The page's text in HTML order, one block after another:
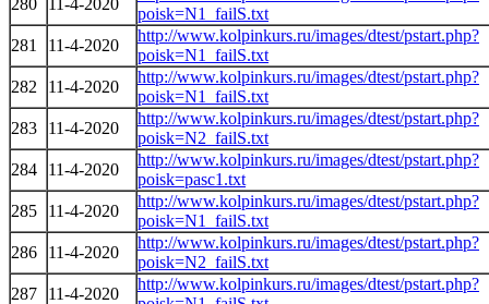
280
11-4-2020
poisk=N1_failS.txt
281
11-4-2020
http://www.kolpinkurs.ru/images/dtest/pstart.php?
poisk=N1_failS.txt
282
11-4-2020
http://www.kolpinkurs.ru/images/dtest/pstart.php?
poisk=N1_failS.txt
283
11-4-2020
http://www.kolpinkurs.ru/images/dtest/pstart.php?
poisk=N2_failS.txt
284
11-4-2020
http://www.kolpinkurs.ru/images/dtest/pstart.php?
poisk=pasc1.txt
285
11-4-2020
http://www.kolpinkurs.ru/images/dtest/pstart.php?
poisk=N1_failS.txt
286
11-4-2020
http://www.kolpinkurs.ru/images/dtest/pstart.php?
poisk=N2_failS.txt
287
11-4-2020
http://www.kolpinkurs.ru/images/dtest/pstart.php?